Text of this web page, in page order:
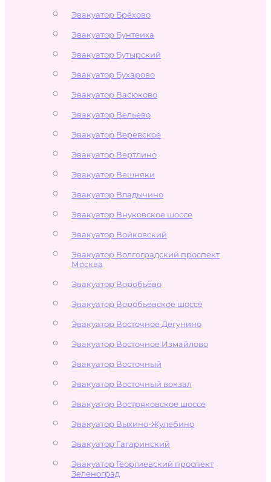
Эвакуатор Брёхово
Эвакуатор Бунтеиха
Эвакуатор Бутырский
Эвакуатор Бухарово
Эвакуатор Васюково
Эвакуатор Вельево
Эвакуатор Веревское
Эвакуатор Вертлино
Эвакуатор Вешняки
Эвакуатор Владычино
Эвакуатор Внуковское шоссе
Эвакуатор Войковский
Эвакуатор Волгоградский проспект
Москва
Эвакуатор Воробьёво
Эвакуатор Воробьевское шоссе
Эвакуатор Восточное Дегунино
Эвакуатор Восточное Измайлово
Эвакуатор Восточный
Эвакуатор Восточный вокзал
Эвакуатор Востряковское шоссе
Эвакуатор Выхино-Жулебино
Эвакуатор Гагаринский
Эвакуатор Георгиевский проспект
Зеленоград